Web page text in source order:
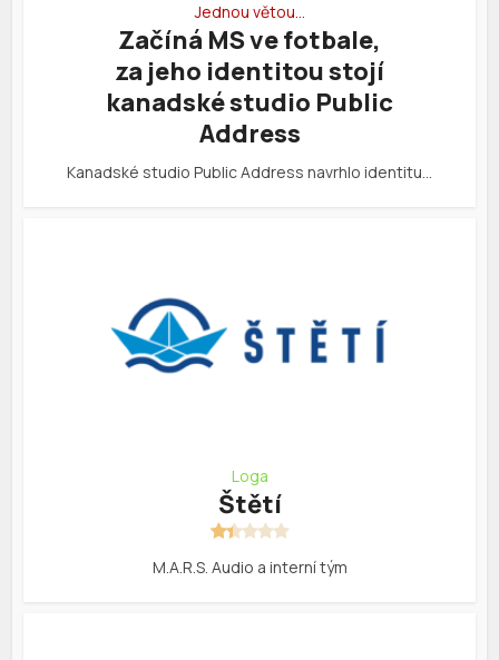
Jednou větou…
Začíná MS ve fotbale,
za jeho identitou stojí
kanadské studio Public
Address
Kanadské studio Public Address navrhlo identitu…
Loga
Štětí
M.A.R.S. Audio a interní tým